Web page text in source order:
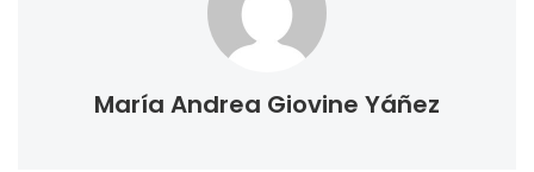
María Andrea Giovine Yáñez